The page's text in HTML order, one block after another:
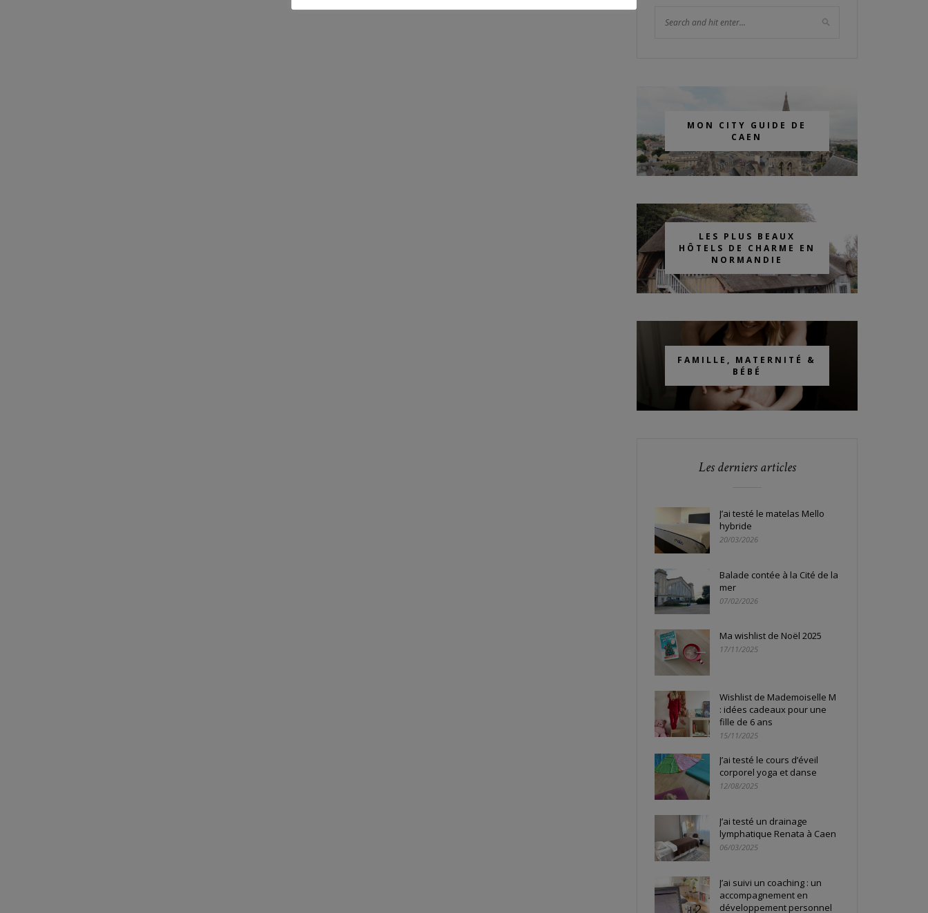
MON CITY GUIDE DE
CAEN
LES PLUS BEAUX
HÔTELS DE CHARME EN
NORMANDIE
FAMILLE, MATERNITÉ &
BÉBÉ
Les derniers articles
J’ai testé le matelas Mello
hybride
20/03/2026
Balade contée à la Cité de la
mer
07/02/2026
Ma wishlist de Noël 2025
17/11/2025
Wishlist de Mademoiselle M
: idées cadeaux pour une
fille de 6 ans
15/11/2025
J’ai testé le cours d’éveil
corporel yoga et danse
12/08/2025
J’ai testé un drainage
lymphatique Renata à Caen
06/03/2025
J’ai suivi un coaching : un
accompagnement en
développement personnel